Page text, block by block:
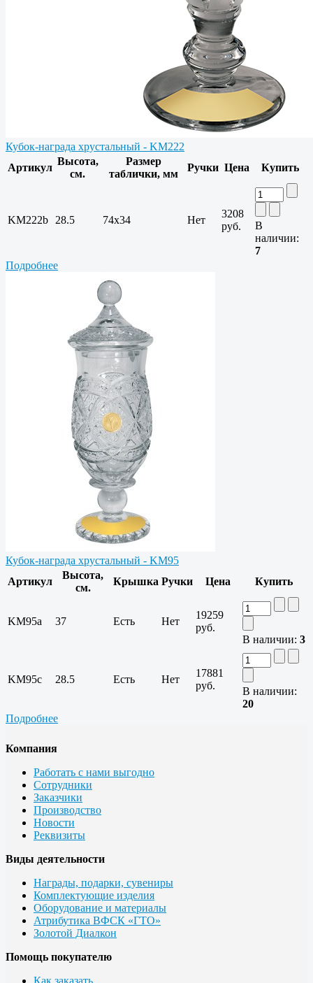
Кубок-награда хрустальный - KM222
Артикул
Высота,
см.
Размер
таблички, мм
Ручки Цена Купить
KM222b 28.5 74x34 Нет
3208
руб.
В
наличии:
7
Подробнее
Кубок-награда хрустальный - KM95
Артикул
Высота,
см.
Крышка Ручки Цена Купить
KM95a 37 Есть Нет
19259
руб.
В наличии: 3
KM95c 28.5 Есть Нет
17881
руб.
В наличии:
20
Подробнее
Компания
Работать с нами выгодно
Сотрудники
Заказчики
Производство
Новости
Реквизиты
Виды деятельности
Награды, подарки, сувениры
Комплектующие изделия
Оборудование и материалы
Атрибутика ВФСК «ГТО»
Золотой Диалкон
Помощь покупателю
Как заказать